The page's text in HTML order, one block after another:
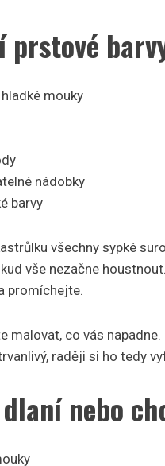
prstové
mouky
nádobky
barvy
všechny sypké
vše nezačne
promíchejte.
malovat, co vás
raději si ho tedy
nebo